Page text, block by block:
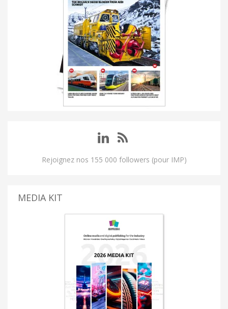
Rejoignez nos 155 000 followers (pour IMP)
MEDIA KIT